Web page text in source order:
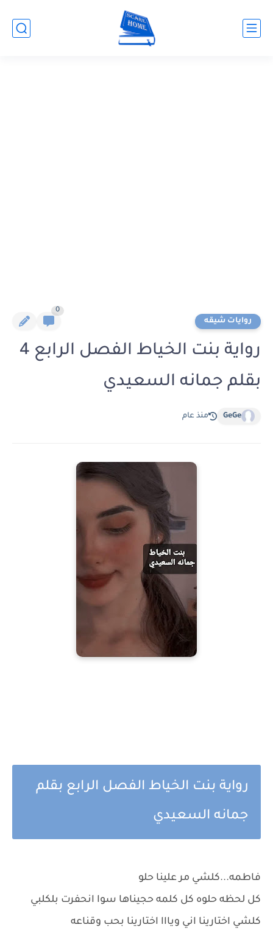
روايات شيقه
0
رواية بنت الخياط الفصل الرابع 4
بقلم جمانه السعيدي
GeGe منذ عام
رواية بنت الخياط الفصل الرابع بقلم
جمانه السعيدي
فاطمه...كلشي مر علينا حلو
كل لحظه حلوه كل كلمه حجيناها سوا انحفرت بلكلبي
كلشي اختارينا اني ويااا اختارينا بحب وقناعه